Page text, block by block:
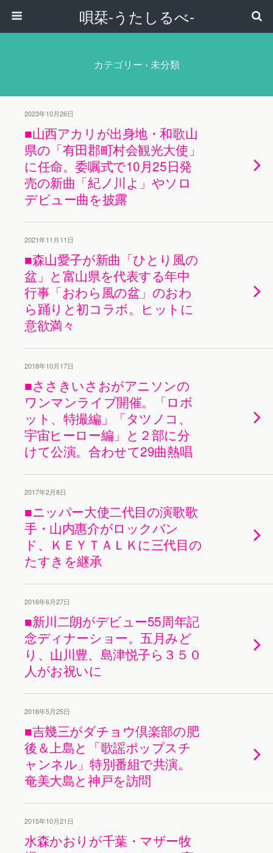
唄栞-うたしるべ-
カテゴリー › 未分類
2023年10月26日
■山西アカリが出身地・和歌山
県の「有田郡町村会観光大使」
に任命。委嘱式で10月25日発
売の新曲「紀ノ川よ」やソロ
デビュー曲を披露
2021年11月11日
■森山愛子が新曲「ひとり風の
盆」と富山県を代表する年中
行事「おわら風の盆」のおわ
ら踊りと初コラボ。ヒットに
意欲満々
2018年10月17日
■ささきいさおがアニソンの
ワンマンライブ開催。「ロボ
ット、特撮編」「タツノコ、
宇宙ヒーロー編」と２部に分
けて公演。合わせて29曲熱唱
2017年2月8日
■ニッパー大使二代目の演歌歌
手・山内惠介がロックバン
ド、ＫＥＹＴＡＬＫに三代目の
たすきを継承
2016年6月27日
■新川二朗がデビュー55周年記
念ディナーショー。五月みど
り、山川豊、島津悦子ら３５０
人がお祝いに
2016年5月25日
■吉幾三がダチョウ倶楽部の肥
後＆上島と「歌謡ポップスチ
ャンネル」特別番組で共演。
奄美大島と神戸を訪問
2015年10月21日
水森かおりが千葉・マザー牧